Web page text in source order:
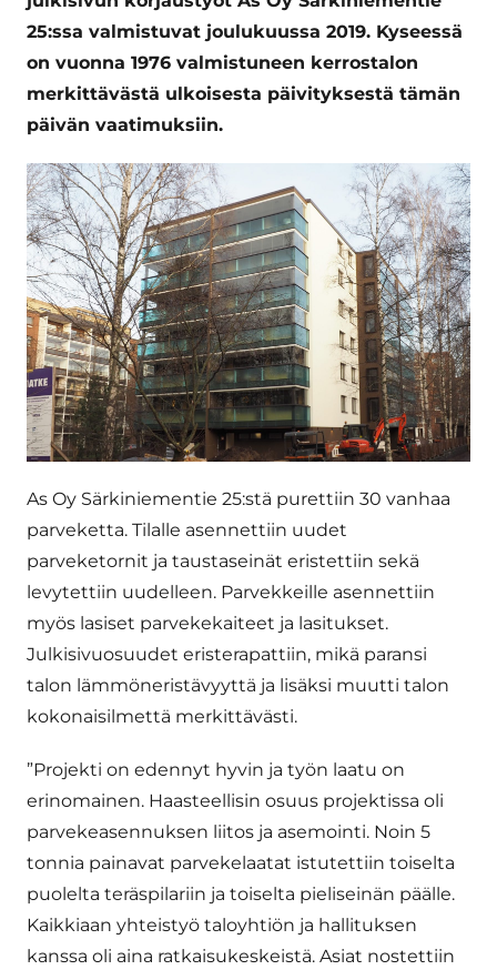
25:ssa valmistuvat joulukuussa 2019. Kyseessä
on vuonna 1976 valmistuneen kerrostalon
merkittävästä ulkoisesta päivityksestä tämän
päivän vaatimuksiin.
As Oy Särkiniementie 25:stä purettiin 30 vanhaa
parveketta. Tilalle asennettiin uudet
parveketornit ja taustaseinät eristettiin sekä
levytettiin uudelleen. Parvekkeille asennettiin
myös lasiset parvekekaiteet ja lasitukset.
Julkisivuosuudet eristerapattiin, mikä paransi
talon lämmöneristävyyttä ja lisäksi muutti talon
kokonaisilmettä merkittävästi.
”Projekti on edennyt hyvin ja työn laatu on
erinomainen. Haasteellisin osuus projektissa oli
parvekeasennuksen liitos ja asemointi. Noin 5
tonnia painavat parvekelaatat istutettiin toiselta
puolelta teräspilariin ja toiselta pieliseinän päälle.
Kaikkiaan yhteistyö taloyhtiön ja hallituksen
kanssa oli aina ratkaisukeskeistä. Asiat nostettiin